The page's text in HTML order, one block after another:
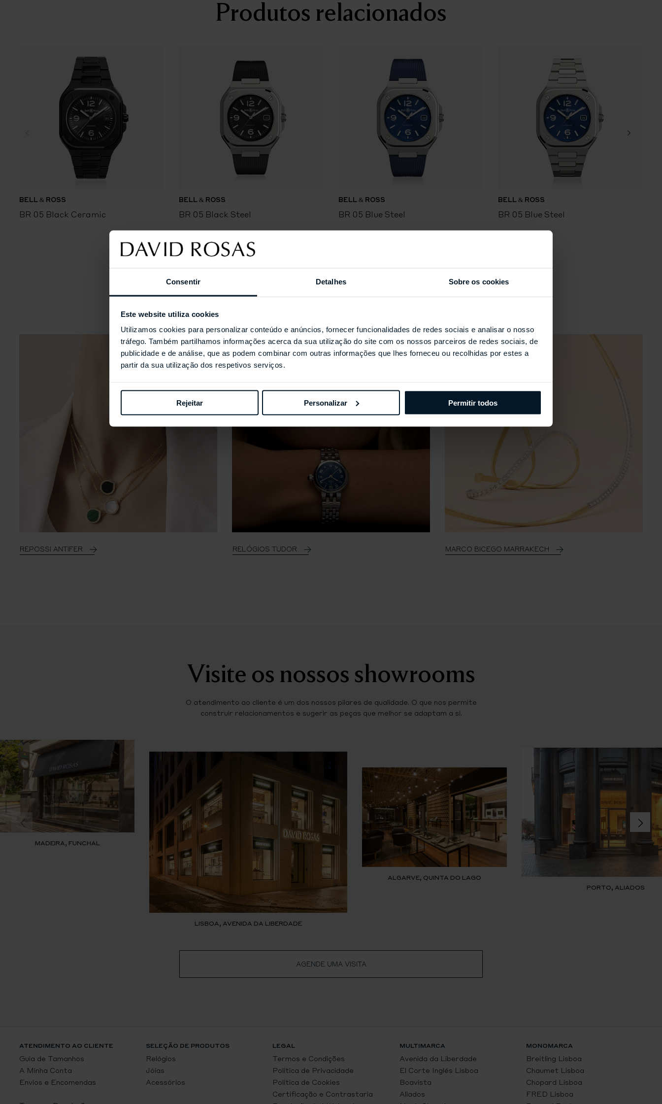
Consentir Detalhes Sobre os cookies
Este website utiliza cookies
Utilizamos cookies para personalizar conteúdo e anúncios, fornecer funcionalidades de redes sociais e analisar o nosso
tráfego. Também partilhamos informações acerca da sua utilização do site com os nossos parceiros de redes sociais, de
publicidade e de análise, que as podem combinar com outras informações que lhes forneceu ou recolhidas por estes a
partir da sua utilização dos respetivos serviços.
Rejeitar Personalizar Permitir todos
100 metros.
Báscula. Aço polido acetinado
Produtos relacionados
BELL & ROSS
BR 05 Black Ceramic
BELL & ROSS
BR 05 Black Steel
BELL & ROSS
BR 05 Blue Steel
BELL & ROSS
BR 05 Blue Steel
Coleções Selecionadas
REPOSSI ANTIFER RELÓGIOS TUDOR MARCO BICEGO MARRAKECH
Visite os nossos showrooms
O atendimento ao cliente é um dos nossos pilares de qualidade. O que nos permite
construir relacionamentos e sugerir as peças que melhor se adaptam a si.
MADEIRA, FUNCHAL
LISBOA, AVENIDA DA LIBERDADE
ALGARVE, QUINTA DO LAGO
PORTO, ALIADOS
AGENDE UMA VISITA
ATENDIMENTO AO CLIENTE
Guia de Tamanhos
A Minha Conta
Envios e Encomendas
SELEÇÃO DE PRODUTOS
Relógios
Jóias
Acessórios
LEGAL
Termos e Condições
Política de Privacidade
Política de Cookies
Certificação e Contrastaria
MULTIMARCA
Avenida da Liberdade
El Corte Inglés Lisboa
Boavista
Aliados
MONOMARCA
Breitling Lisboa
Chaumet Lisboa
Chopard Lisboa
FRED Lisboa